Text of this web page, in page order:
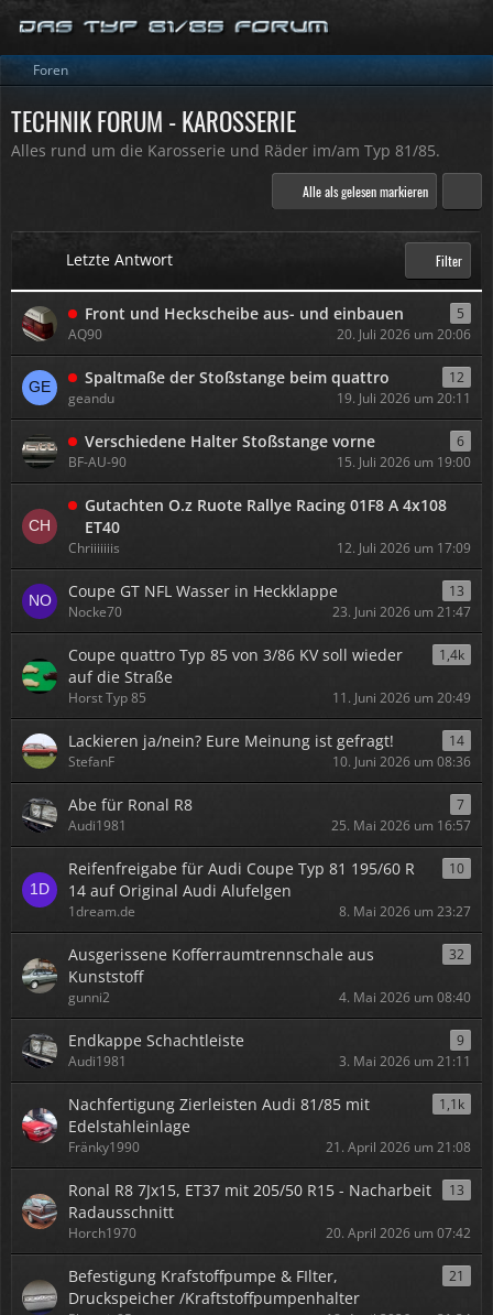
Foren
TECHNIK FORUM - KAROSSERIE
Alles rund um die Karosserie und Räder im/am Typ 81/85.
Alle als gelesen markieren
Letzte Antwort Filter
Front und Heckscheibe aus- und einbauen
5
AQ90
20. Juli 2026 um 20:06
Spaltmaße der Stoßstange beim quattro
12
geandu
19. Juli 2026 um 20:11
Verschiedene Halter Stoßstange vorne
6
BF-AU-90
15. Juli 2026 um 19:00
Gutachten O.z Ruote Rallye Racing 01F8 A 4x108
ET40
Chriiiiiiis 12. Juli 2026 um 17:09
Coupe GT NFL Wasser in Heckklappe
13
Nocke70
23. Juni 2026 um 21:47
Coupe quattro Typ 85 von 3/86 KV soll wieder
auf die Straße
1,4k
Horst Typ 85 11. Juni 2026 um 20:49
Lackieren ja/nein? Eure Meinung ist gefragt!
14
StefanF
10. Juni 2026 um 08:36
Abe für Ronal R8
7
Audi1981
25. Mai 2026 um 16:57
Reifenfreigabe für Audi Coupe Typ 81 195/60 R
14 auf Original Audi Alufelgen
10
1dream.de 8. Mai 2026 um 23:27
Ausgerissene Kofferraumtrennschale aus
Kunststoff
32
gunni2 4. Mai 2026 um 08:40
Endkappe Schachtleiste
9
Audi1981
3. Mai 2026 um 21:11
Nachfertigung Zierleisten Audi 81/85 mit
Edelstahleinlage
1,1k
Fränky1990 21. April 2026 um 21:08
Ronal R8 7Jx15, ET37 mit 205/50 R15 - Nacharbeit
Radausschnitt
13
Horch1970 20. April 2026 um 07:42
Befestigung Krafstoffpumpe & FIlter,
Druckspeicher /Kraftstoffpumpenhalter
21